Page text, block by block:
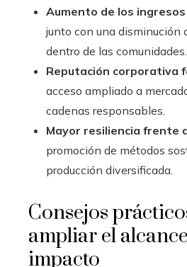
Aumento de los
junto con una disminución
dentro de las comunidades.
Reputación corporativa
acceso ampliado a
cadenas responsables.
Mayor resiliencia frente
promoción de métodos
producción diversificada.
Consejos
ampliar el
impacto